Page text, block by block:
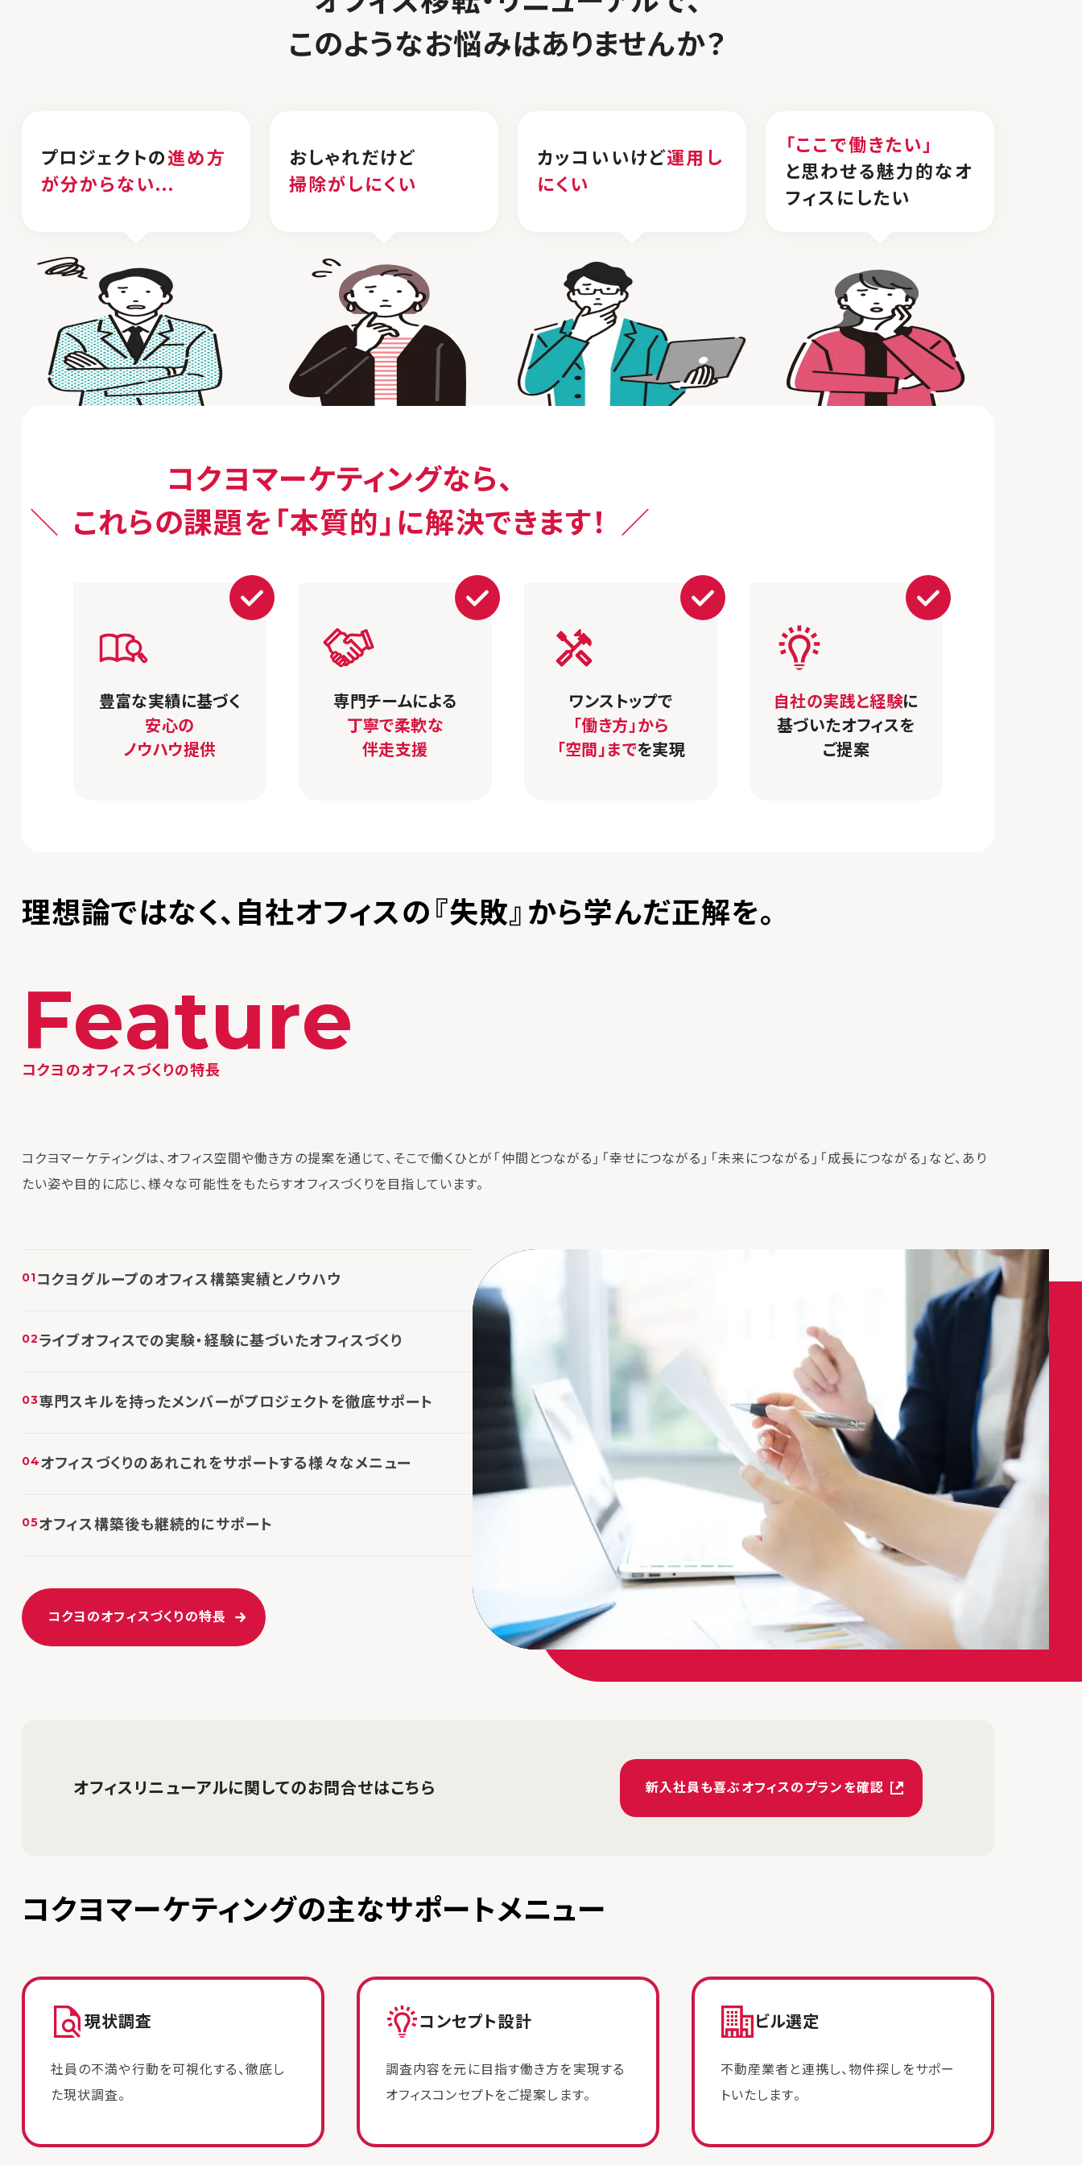
このようなお悩みはありませんか？
プロジェクトの進め方
が分からない...
おしゃれだけど
掃除がしにくい
カッコいいけど運用し
にくい
「ここで働きたい」
と思わせる魅力的なオ
フィスにしたい
コクヨマーケティングなら、
これらの課題を 「本質的」に解決できます！
豊富な実績に基づく
安心の
ノウハウ提供
専門チームによる
丁寧で柔軟な
伴走支援
ワンストップで
「働き方」から
「空間」までを実現
自社の実践と経験に
基づいたオフィスを
ご提案
理想論ではなく、自社オフィスの『失敗』から学んだ正解を。
Feature
コクヨのオフィスづくりの特長
コクヨマーケティングは、オフィス空間や働き方の提案を通じて、そこで働くひとが「仲間とつながる」「幸せにつながる」「未来につながる」「成長につながる」など、あり
たい姿や目的に応じ、様々な可能性をもたらすオフィスづくりを目指しています。
コクヨグループのオフィス構築実績とノウハウ
ライブオフィスでの実験・経験に基づいたオフィスづくり
専門スキルを持ったメンバーがプロジェクトを徹底サポート
オフィスづくりのあれこれをサポートする様々なメニュー
オフィス構築後も継続的にサポート
コクヨのオフィスづくりの特長
オフィスリニューアルに関してのお問合せはこちら 新入社員も喜ぶオフィスのプランを確認
コクヨマーケティングの主なサポートメニュー
現状調査
社員の不満や行動を可視化する、徹底し
た現状調査。
コンセプト設計
調査内容を元に目指す働き方を実現する
オフィスコンセプトをご提案します。
ビル選定
不動産業者と連携し、物件探しをサポー
トいたします。